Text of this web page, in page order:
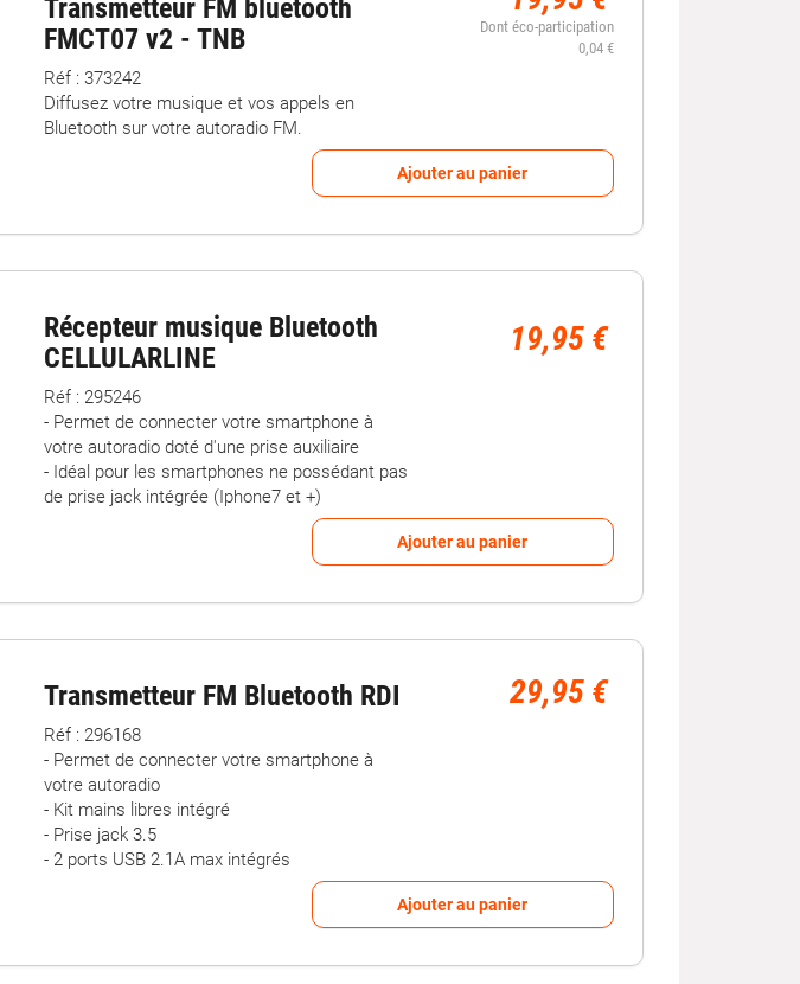
Transmetteur FM bluetooth
FMCT07 v2 - TNB
Dont éco-participation
0,04 €
Réf : 373242
Diffusez votre musique et vos appels en
Bluetooth sur votre autoradio FM.
Ajouter au panier
Récepteur musique Bluetooth
CELLULARLINE
19,95 €
Réf : 295246
- Permet de connecter votre smartphone à
votre autoradio doté d'une prise auxiliaire
- Idéal pour les smartphones ne possédant pas
de prise jack intégrée (Iphone7 et +)
Ajouter au panier
Transmetteur FM Bluetooth RDI 29,95 €
Réf : 296168
- Permet de connecter votre smartphone à
votre autoradio
- Kit mains libres intégré
- Prise jack 3.5
- 2 ports USB 2.1A max intégrés
Ajouter au panier